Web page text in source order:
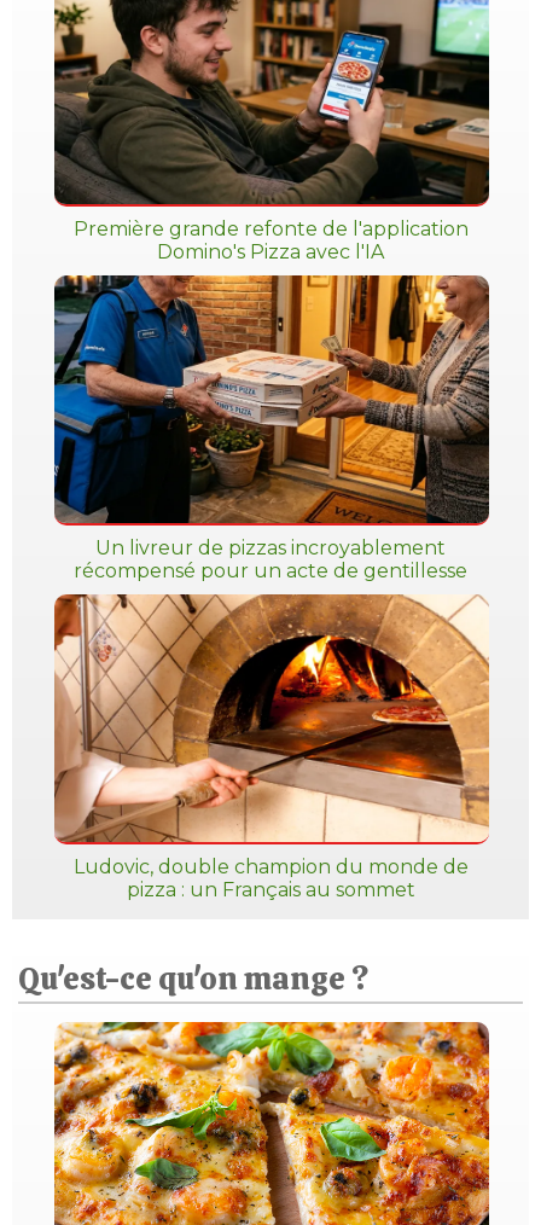
Première grande refonte de l'application
Domino's Pizza avec l'IA
Un livreur de pizzas incroyablement
récompensé pour un acte de gentillesse
Ludovic, double champion du monde de
pizza : un Français au sommet
Qu'est-ce qu'on mange ?